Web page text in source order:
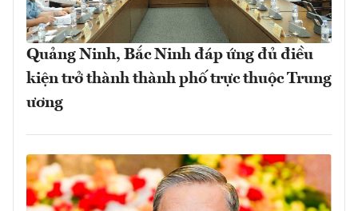
Quảng Ninh, Bắc Ninh đáp ứng đủ điều
kiện trở thành thành phố trực thuộc Trung
ương